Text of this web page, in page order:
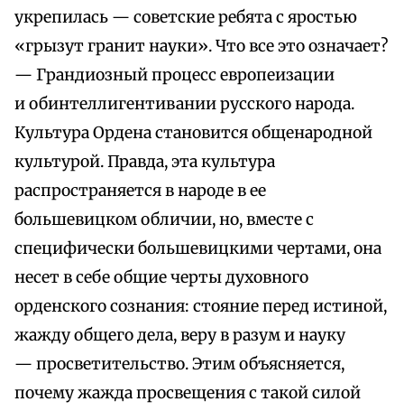
укрепилась — советские ребята с яростью
«грызут гранит науки». Что все это означает?
— Грандиозный процесс европеизации
и обинтеллигентивании русского народа.
Культура Ордена становится общенародной
культурой. Правда, эта культура
распространяется в народе в ее
большевицком обличии, но, вместе с
специфически большевицкими чертами, она
несет в себе общие черты духовного
орденского сознания: стояние перед истиной,
жажду общего дела, веру в разум и науку
— просветительство. Этим объясняется,
почему жажда просвещения с такой силой